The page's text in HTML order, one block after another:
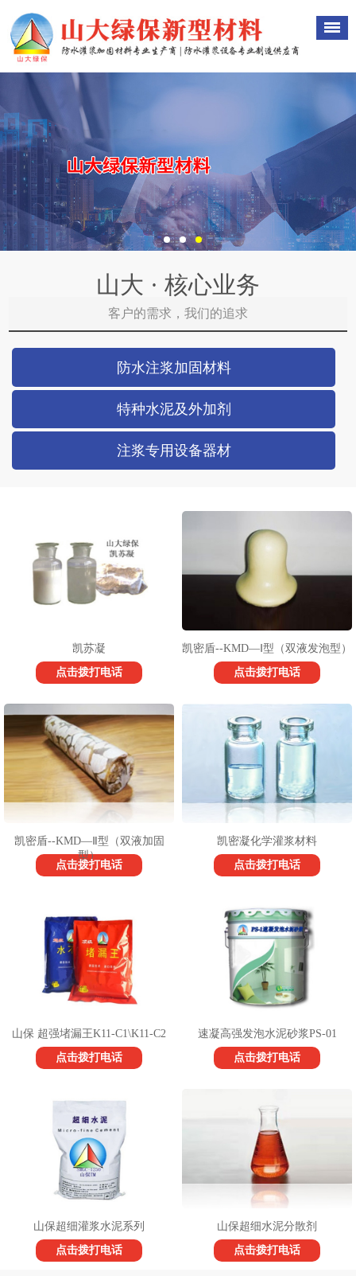
山大 · 核心业务
客户的需求，我们的追求
防水注浆加固材料
特种水泥及外加剂
注浆专用设备器材
凯苏凝
点击拨打电话
凯密盾--KMD—Ⅰ型（双液发泡型）
点击拨打电话
凯密盾--KMD—Ⅱ型（双液加固
型）
点击拨打电话
凯密凝化学灌浆材料
点击拨打电话
山保 超强堵漏王K11-C1\K11-C2
点击拨打电话
速凝高强发泡水泥砂浆PS-01
点击拨打电话
山保超细灌浆水泥系列
点击拨打电话
山保超细水泥分散剂
点击拨打电话